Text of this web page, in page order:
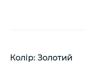
Колір: Золотий